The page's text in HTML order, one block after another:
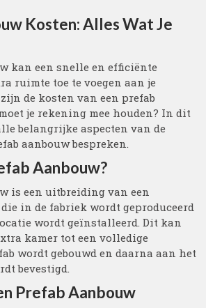
Kosten: Alles Wat Je
kan een snelle en efficiënte
ruimte toe te voegen aan je
de kosten van een prefab
je rekening mee houden? In dit
belangrijke aspecten van de
aanbouw bespreken.
Aanbouw?
is een uitbreiding van een
in de fabriek wordt geproduceerd
wordt geïnstalleerd. Dit kan
kamer tot een volledige
wordt gebouwd en daarna aan het
bevestigd.
Prefab Aanbouw